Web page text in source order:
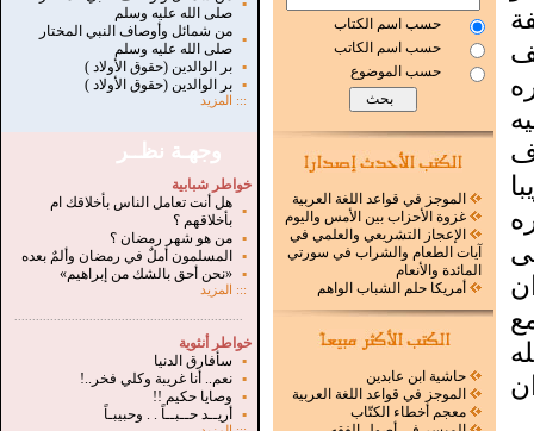
▪
صلى الله عليه وسلم
▪
من شمائل وأوصاف النبي المختار
صلى الله عليه وسلم
▪
بر الوالدين (حقوق الأولاد )
▪
بر الوالدين (حقوق الأولاد )
::: المزيد
وجهـة نظــر
خواطر شبابية
▪
هل أنت تعامل الناس بأخلاقك ام
بأخلاقهم ؟
▪
من هو شهر رمضان ؟
▪
المسلمون أملٌ في رمضان وألمٌ بعده
▪
«نحن أحق بالشك من إبراهيم»
:::
المزيد
خواطر أنثوية
▪
سأفارق الدنيا
▪
نعم.. أنا غريبة وكلي فخر..!
▪
وصايا حكيم !!
▪
أريــد حــبــاً . . وحبيبـاً
حسب اسم الكتاب
حسب اسم الكاتب
حسب الموضوع
الموجز في قواعد اللغة العربية
غزوة الأحزاب بين الأمس واليوم
الإعجاز التشريعي والعلمي في
آيات الطعام والشراب في سورتي
المائدة والأنعام
أمريكا حلم الشباب الواهم
حاشية ابن عابدين
الموجز في قواعد اللغة العربية
معجم أخطاء الكتّاب